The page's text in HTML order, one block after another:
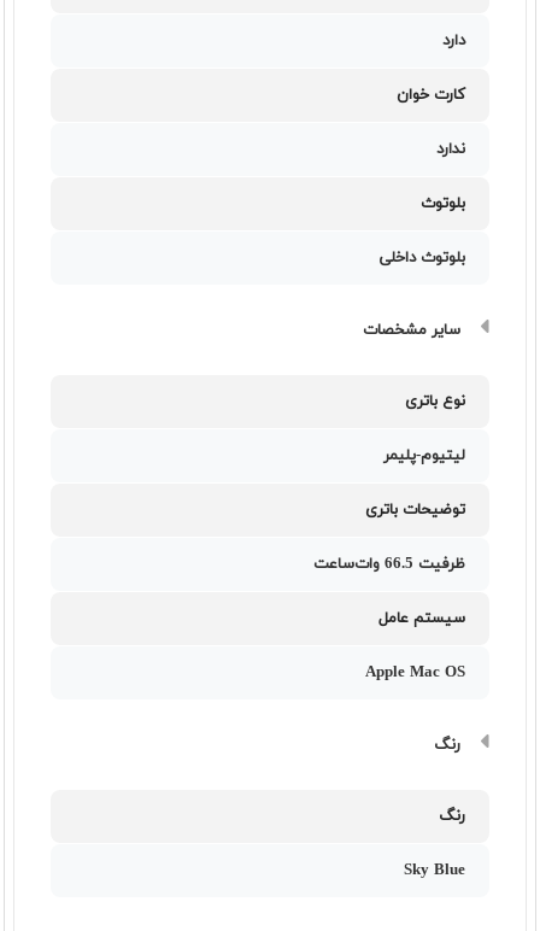
دارد
کارت خوان
ندارد
بلوتوث
بلوتوث داخلی
سایر مشخصات
نوع باتری
لیتیوم-پلیمر
توضیحات باتری
ظرفیت 66.5 وات‌ساعت
سیستم عامل
Apple Mac OS
رنگ
رنگ
Sky Blue